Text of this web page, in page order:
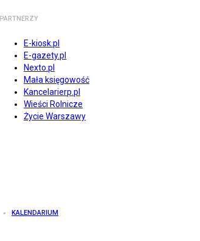
PARTNERZY
E-kiosk.pl
E-gazety.pl
Nexto.pl
Mała księgowość
Kancelarierp.pl
Wieści Rolnicze
Życie Warszawy
KALENDARIUM